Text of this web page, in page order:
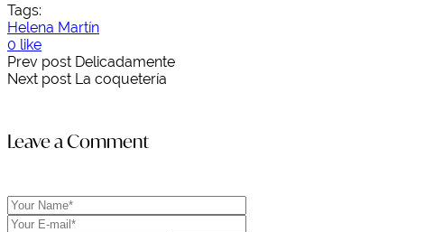
Tags:
Helena Martín
0 like
Prev post Delicadamente
Next post La coquetería
Leave a Comment